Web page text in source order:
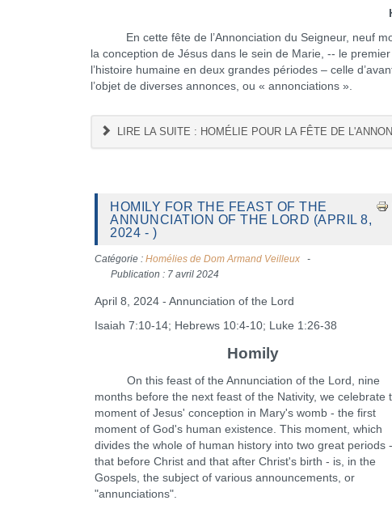
En cette fête de l’Annonciation du Seigneur, neuf
la conception de Jésus dans le sein de Marie, -- le
l’histoire humaine en deux grandes périodes – celle
l’objet de diverses annonces, ou « annonciations ».
LIRE LA SUITE : HOMÉLIE POUR LA FÊTE DE
HOMILY FOR THE FEAST OF THE
ANNUNCIATION OF THE LORD (APRIL 8,
2024 - )
Catégorie : Homélies de Dom Armand Veilleux
Publication : 7 avril 2024
April 8, 2024 - Annunciation of the Lord
Isaiah 7:10-14; Hebrews 10:4-10; Luke 1:26-38
Homily
On this feast of the Annunciation of the Lord, nine
months before the next feast of the Nativity, we celebrate
moment of Jesus' conception in Mary's womb - the first
moment of God's human existence. This moment, which
divides the whole of human history into two great periods -
that before Christ and that after Christ's birth - is, in the
Gospels, the subject of various announcements, or
"annunciations".